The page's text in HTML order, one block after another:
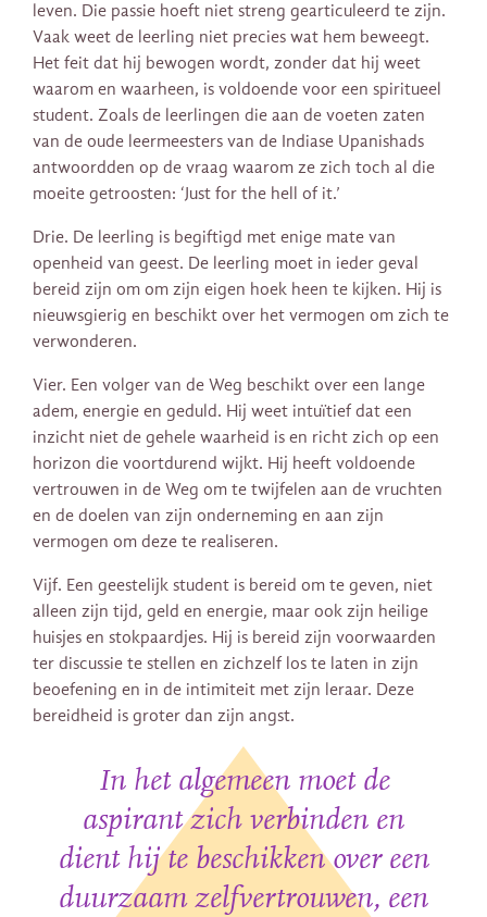
leven. Die passie hoeft niet streng gearticuleerd te zijn.
Vaak weet de leerling niet precies wat hem beweegt.
Het feit dat hij bewogen wordt, zonder dat hij weet
waarom en waarheen, is voldoende voor een spiritueel
student. Zoals de leerlingen die aan de voeten zaten
van de oude leermeesters van de Indiase Upanishads
antwoordden op de vraag waarom ze zich toch al die
moeite getroosten: ‘Just for the hell of it.’
Drie. De leerling is begiftigd met enige mate van
openheid van geest. De leerling moet in ieder geval
bereid zijn om om zijn eigen hoek heen te kijken. Hij is
nieuwsgierig en beschikt over het vermogen om zich te
verwonderen.
Vier. Een volger van de Weg beschikt over een lange
adem, energie en geduld. Hij weet intuïtief dat een
inzicht niet de gehele waarheid is en richt zich op een
horizon die voortdurend wijkt. Hij heeft voldoende
vertrouwen in de Weg om te twijfelen aan de vruchten
en de doelen van zijn onderneming en aan zijn
vermogen om deze te realiseren.
Vijf. Een geestelijk student is bereid om te geven, niet
alleen zijn tijd, geld en energie, maar ook zijn heilige
huisjes en stokpaardjes. Hij is bereid zijn voorwaarden
ter discussie te stellen en zichzelf los te laten in zijn
beoefening en in de intimiteit met zijn leraar. Deze
bereidheid is groter dan zijn angst.
In het algemeen moet de
aspirant zich verbinden en
dient hij te beschikken over een
duurzaam zelfvertrouwen, een